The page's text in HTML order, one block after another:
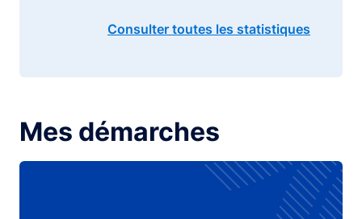
Consulter toutes les statistiques
Mes démarches